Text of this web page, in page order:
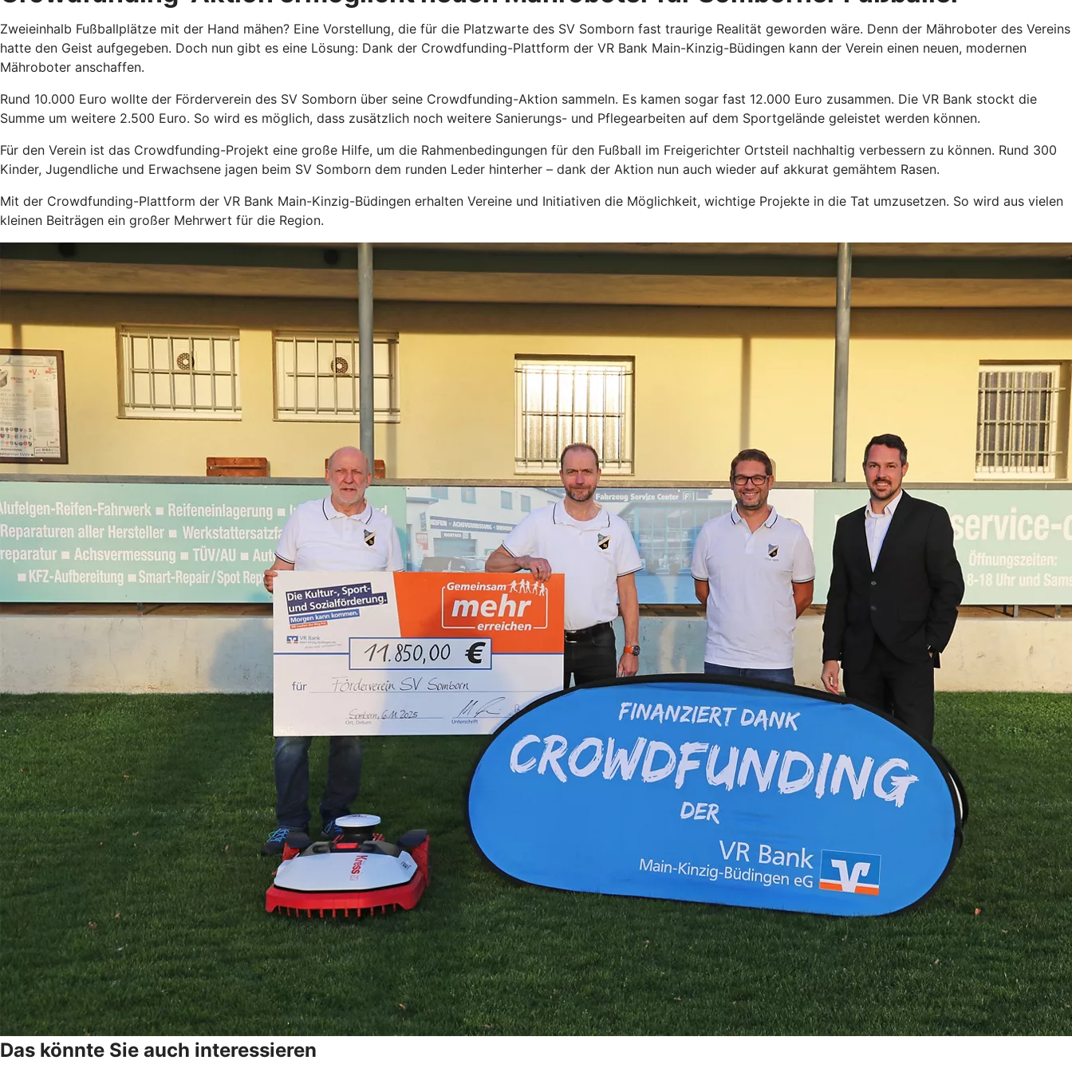
Zweieinhalb Fußballplätze mit der Hand mähen? Eine Vorstellung, die für die Platzwarte des SV Somborn fast traurige Realität geworden wäre. Denn der Mähroboter des Vereins
hatte den Geist aufgegeben. Doch nun gibt es eine Lösung: Dank der Crowdfunding-Plattform der VR Bank Main-Kinzig-Büdingen kann der Verein einen neuen, modernen
Mähroboter anschaffen.
Rund 10.000 Euro wollte der Förderverein des SV Somborn über seine Crowdfunding-Aktion sammeln. Es kamen sogar fast 12.000 Euro zusammen. Die VR Bank stockt die
Summe um weitere 2.500 Euro. So wird es möglich, dass zusätzlich noch weitere Sanierungs- und Pflegearbeiten auf dem Sportgelände geleistet werden können.
Für den Verein ist das Crowdfunding-Projekt eine große Hilfe, um die Rahmenbedingungen für den Fußball im Freigerichter Ortsteil nachhaltig verbessern zu können. Rund 300
Kinder, Jugendliche und Erwachsene jagen beim SV Somborn dem runden Leder hinterher – dank der Aktion nun auch wieder auf akkurat gemähtem Rasen.
Mit der Crowdfunding-Plattform der VR Bank Main-Kinzig-Büdingen erhalten Vereine und Initiativen die Möglichkeit, wichtige Projekte in die Tat umzusetzen. So wird aus vielen
kleinen Beiträgen ein großer Mehrwert für die Region.
Das könnte Sie auch interessieren